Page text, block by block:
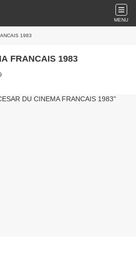
MENU
1983
FRANCAIS 1983